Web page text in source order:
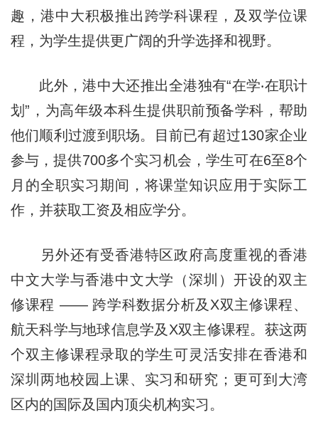
趣，港中大积极推出跨学科课程，及双学位课
程，为学生提供更广阔的升学选择和视野。
此外，港中大还推出全港独有“在学‧在职计
划”，为高年级本科生提供职前预备学科，帮助
他们顺利过渡到职场。目前已有超过130家企业
参与，提供700多个实习机会，学生可在6至8个
月的全职实习期间，将课堂知识应用于实际工
作，并获取工资及相应学分。
另外还有受香港特区政府高度重视的香港
中文大学与香港中文大学（深圳）开设的双主
修课程 —— 跨学科数据分析及X双主修课程、
航天科学与地球信息学及X双主修课程。获这两
个双主修课程录取的学生可灵活安排在香港和
深圳两地校园上课、实习和研究；更可到大湾
区内的国际及国内顶尖机构实习。